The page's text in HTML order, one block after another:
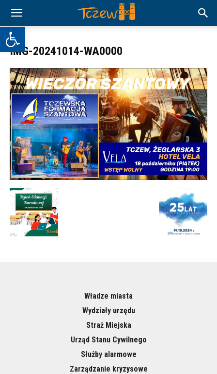
Otwórz pasek narzędzi
IMG-20241014-WA0000
Władze miasta
Wydziały urzędu
Straż Miejska
Urząd Stanu Cywilnego
Służby alarmowe
Zarządzanie kryzysowe